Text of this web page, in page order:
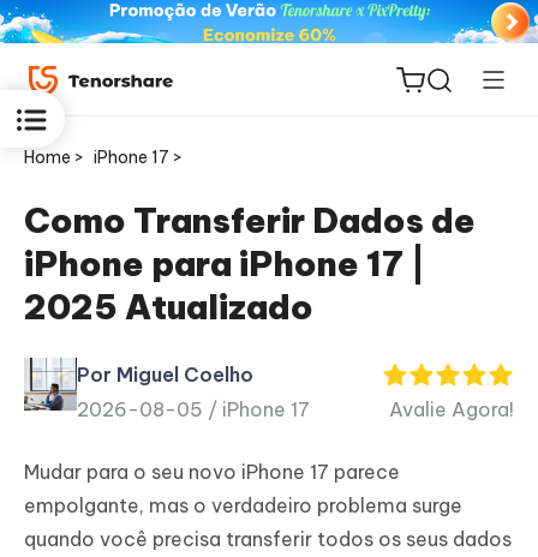
ReiBoot
for iOS
PDNob
PDF
Novo
iAnyGo
Home > iPhone 17 >
Como Transferir Dados de
iPhone para iPhone 17 |
2025 Atualizado
Por Miguel Coelho
2026-08-05 / iPhone 17 Avalie Agora!
Mudar para o seu novo iPhone 17 parece
empolgante, mas o verdadeiro problema surge
quando você precisa transferir todos os seus dados